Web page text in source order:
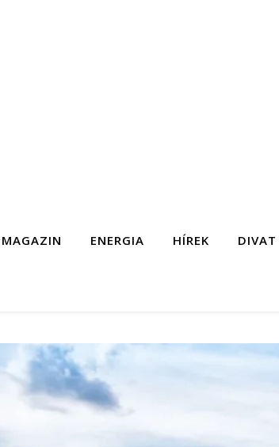
MAGAZIN ENERGIA HÍREK DIVAT